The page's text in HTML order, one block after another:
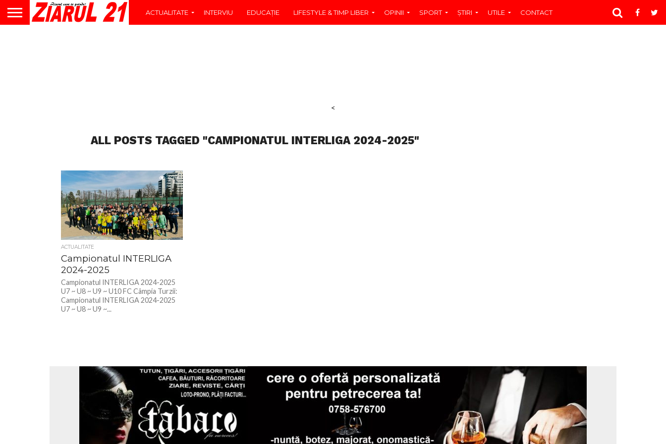
ACTUALITATE INTERVIU EDUCAŢIE LIFESTYLE & TIMP LIBER OPINII SPORT ŞTIRI UTILE CONTACT
<
ALL POSTS TAGGED "CAMPIONATUL INTERLIGA 2024-2025"
679
ACTUALITATE
Campionatul INTERLIGA
2024-2025
Campionatul INTERLIGA 2024-2025
U7 ~ U8 ~ U9 ~ U10 FC Câmpia Turzii:
Campionatul INTERLIGA 2024-2025
U7 ~ U8 ~ U9 ~...